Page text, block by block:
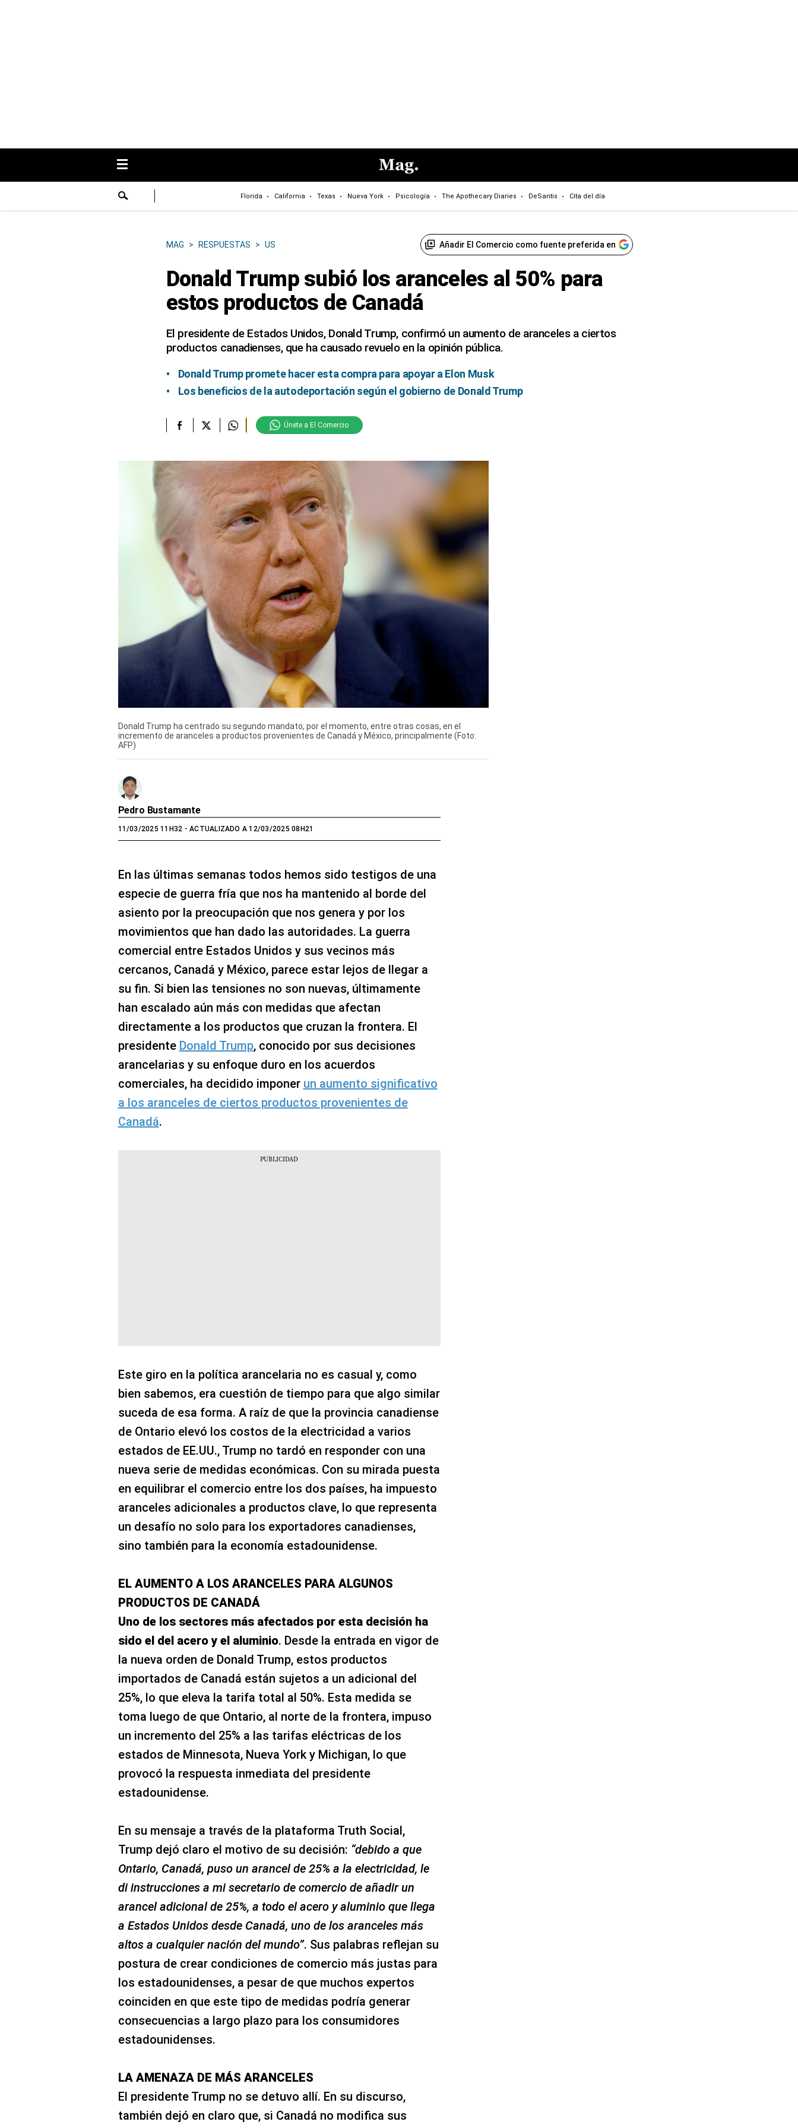
Florida California Texas Nueva York Psicología The Apothecary Diaries DeSantis Cita del día
MAG > RESPUESTAS > US Añadir El Comercio como fuente preferida en
Donald Trump subió los aranceles al 50% para
estos productos de Canadá
El presidente de Estados Unidos, Donald Trump, confirmó un aumento de aranceles a ciertos
productos canadienses, que ha causado revuelo en la opinión pública.
Donald Trump promete hacer esta compra para apoyar a Elon Musk
Los beneficios de la autodeportación según el gobierno de Donald Trump
Únete a El Comercio
Donald Trump ha centrado su segundo mandato, por el momento, entre otras cosas, en el
incremento de aranceles a productos provenientes de Canadá y México, principalmente (Foto:
AFP)
Pedro Bustamante
11/03/2025 11H32 - ACTUALIZADO A 12/03/2025 08H21
En las últimas semanas todos hemos sido testigos de una
especie de guerra fría que nos ha mantenido al borde del
asiento por la preocupación que nos genera y por los
movimientos que han dado las autoridades. La guerra
comercial entre Estados Unidos y sus vecinos más
cercanos, Canadá y México, parece estar lejos de llegar a
su fin. Si bien las tensiones no son nuevas, últimamente
han escalado aún más con medidas que afectan
directamente a los productos que cruzan la frontera. El
presidente Donald Trump, conocido por sus decisiones
arancelarias y su enfoque duro en los acuerdos
comerciales, ha decidido imponer un aumento significativo
a los aranceles de ciertos productos provenientes de
Canadá.
Este giro en la política arancelaria no es casual y, como
bien sabemos, era cuestión de tiempo para que algo similar
suceda de esa forma. A raíz de que la provincia canadiense
de Ontario elevó los costos de la electricidad a varios
estados de EE.UU., Trump no tardó en responder con una
nueva serie de medidas económicas. Con su mirada puesta
en equilibrar el comercio entre los dos países, ha impuesto
aranceles adicionales a productos clave, lo que representa
un desafío no solo para los exportadores canadienses,
sino también para la economía estadounidense.
EL AUMENTO A LOS ARANCELES PARA ALGUNOS
PRODUCTOS DE CANADÁ
Uno de los sectores más afectados por esta decisión ha
sido el del acero y el aluminio. Desde la entrada en vigor de
la nueva orden de Donald Trump, estos productos
importados de Canadá están sujetos a un adicional del
25%, lo que eleva la tarifa total al 50%. Esta medida se
toma luego de que Ontario, al norte de la frontera, impuso
un incremento del 25% a las tarifas eléctricas de los
estados de Minnesota, Nueva York y Michigan, lo que
provocó la respuesta inmediata del presidente
estadounidense.
En su mensaje a través de la plataforma Truth Social,
Trump dejó claro el motivo de su decisión: “debido a que
Ontario, Canadá, puso un arancel de 25% a la electricidad, le
di instrucciones a mi secretario de comercio de añadir un
arancel adicional de 25%, a todo el acero y aluminio que llega
a Estados Unidos desde Canadá, uno de los aranceles más
altos a cualquier nación del mundo”. Sus palabras reflejan su
postura de crear condiciones de comercio más justas para
los estadounidenses, a pesar de que muchos expertos
coinciden en que este tipo de medidas podría generar
consecuencias a largo plazo para los consumidores
estadounidenses.
LA AMENAZA DE MÁS ARANCELES
El presidente Trump no se detuvo allí. En su discurso,
también dejó en claro que, si Canadá no modifica sus